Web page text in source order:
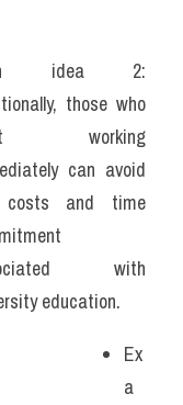
idea 2:
those who
working
can avoid
and time
with
education.
Ex
a